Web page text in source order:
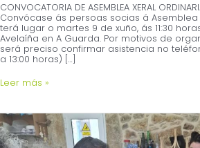
CONVOCATORIA DE ASEMBLEA XERAL
Convócase ás persoas socias á Asemblea
terá lugar o martes 9 de xuño, ás 11:30
Avelaíña en A Guarda. Por motivos de
será preciso confirmar asistencia no
a 13:00 horas) […]
Leer más »
O
alcalde
de